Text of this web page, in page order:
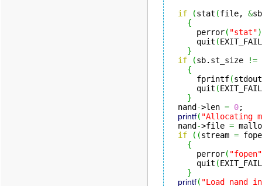
if
(stat (file, &sb
{
perror( "stat")
quit (
}
if
(sb. st_size !=
{
fprintf(
quit (
}
nand ->len = 0;
printf( "Allocating
nand ->file =
if
( (stream =
{
perror( "fopen"
quit (
}
printf( "Load nand